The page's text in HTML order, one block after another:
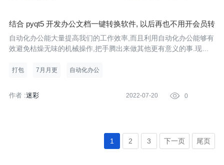
结合 pyqt5 开发办公文档一键转换软件, 以后再也不用开会员转
文件了
自动化办公能大量提高我们的工作效率,而且利用自动化办公能够有
效避免枯燥无味的机械操作,把手腾出来做其他更有意义的事.现在
需要开通vip才能使用的功能.比如文档之间格式的转换.比如,我要制
打包 7月月更 自动化办公
作者 :迷彩 2022-07-20  0
1 2 3 下一页 尾页